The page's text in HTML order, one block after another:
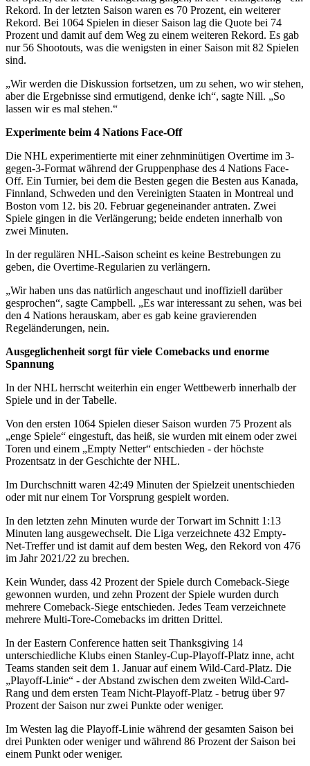
Rekord. In der letzten Saison waren es 70 Prozent, ein weiterer
Rekord. Bei 1064 Spielen in dieser Saison lag die Quote bei 74
Prozent und damit auf dem Weg zu einem weiteren Rekord. Es gab
nur 56 Shootouts, was die wenigsten in einer Saison mit 82 Spielen
sind.
„Wir werden die Diskussion fortsetzen, um zu sehen, wo wir stehen,
aber die Ergebnisse sind ermutigend, denke ich“, sagte Nill. „So
lassen wir es mal stehen.“
Experimente beim 4 Nations Face-Off
Die NHL experimentierte mit einer zehnminütigen Overtime im 3-
gegen-3-Format während der Gruppenphase des 4 Nations Face-
Off. Ein Turnier, bei dem die Besten gegen die Besten aus Kanada,
Finnland, Schweden und den Vereinigten Staaten in Montreal und
Boston vom 12. bis 20. Februar gegeneinander antraten. Zwei
Spiele gingen in die Verlängerung; beide endeten innerhalb von
zwei Minuten.
In der regulären NHL-Saison scheint es keine Bestrebungen zu
geben, die Overtime-Regularien zu verlängern.
„Wir haben uns das natürlich angeschaut und inoffiziell darüber
gesprochen“, sagte Campbell. „Es war interessant zu sehen, was bei
den 4 Nations herauskam, aber es gab keine gravierenden
Regeländerungen, nein.
Ausgeglichenheit sorgt für viele Comebacks und enorme
Spannung
In der NHL herrscht weiterhin ein enger Wettbewerb innerhalb der
Spiele und in der Tabelle.
Von den ersten 1064 Spielen dieser Saison wurden 75 Prozent als
„enge Spiele“ eingestuft, das heiß, sie wurden mit einem oder zwei
Toren und einem „Empty Netter“ entschieden - der höchste
Prozentsatz in der Geschichte der NHL.
Im Durchschnitt waren 42:49 Minuten der Spielzeit unentschieden
oder mit nur einem Tor Vorsprung gespielt worden.
In den letzten zehn Minuten wurde der Torwart im Schnitt 1:13
Minuten lang ausgewechselt. Die Liga verzeichnete 432 Empty-
Net-Treffer und ist damit auf dem besten Weg, den Rekord von 476
im Jahr 2021/22 zu brechen.
Kein Wunder, dass 42 Prozent der Spiele durch Comeback-Siege
gewonnen wurden, und zehn Prozent der Spiele wurden durch
mehrere Comeback-Siege entschieden. Jedes Team verzeichnete
mehrere Multi-Tore-Comebacks im dritten Drittel.
In der Eastern Conference hatten seit Thanksgiving 14
unterschiedliche Klubs einen Stanley-Cup-Playoff-Platz inne, acht
Teams standen seit dem 1. Januar auf einem Wild-Card-Platz. Die
„Playoff-Linie“ - der Abstand zwischen dem zweiten Wild-Card-
Rang und dem ersten Team Nicht-Playoff-Platz - betrug über 97
Prozent der Saison nur zwei Punkte oder weniger.
Im Westen lag die Playoff-Linie während der gesamten Saison bei
drei Punkten oder weniger und während 86 Prozent der Saison bei
einem Punkt oder weniger.